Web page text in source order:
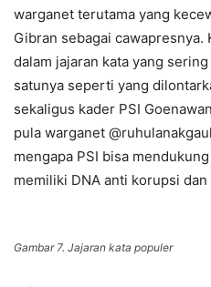
warganet terutama yang
Gibran sebagai cawapresnya.
dalam jajaran kata yang
satunya seperti yang
sekaligus kader PSI
pula warganet
mengapa PSI bisa
memiliki DNA anti korupsi
Gambar 7. Jajaran kata populer